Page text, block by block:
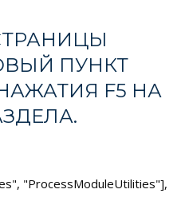
ПУНКТ
F5 НА
"ProcessModuleUtilities"],